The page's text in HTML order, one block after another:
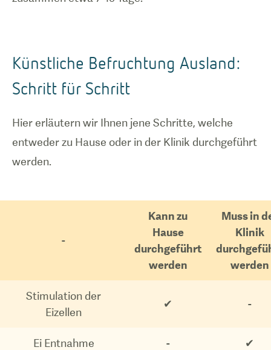
Künstliche Befruchtung Ausland:
Schritt für Schritt
Hier erläutern wir Ihnen jene Schritte, welche
entweder zu Hause oder in der Klinik durchgeführt
werden.
-
Kann zu
Hause
durchgeführt
werden
Muss in
Klinik
werden
Stimulation der
Eizellen
✔ -
Ei Entnahme - ✔